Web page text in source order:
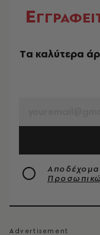
Ε
Tα καλύτερα